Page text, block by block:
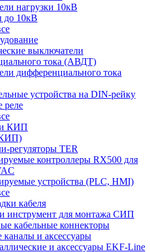
нагрузки 10кВ
до 10кВ
выключатели
тока (АВДТ)
дифференциального тока
устройства на DIN-рейку
реле
и КИП
регуляторы TER
контроллеры RX500 для
устройства (PLC, HMI)
кабеля
инструмент для монтажа СИП
кабельные коннекторы
каналы и аксессуары
и аксессуары EKF-Line